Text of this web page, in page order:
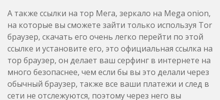
А также ссылки на тор Мега, зеркало на Mega onion,
на которые вы сможете зайти только используя Tor
браузер, скачать его очень легко перейти по этой
ссылке и установите его, это официальная ссылка на
тор браузер, он делает ваш серфинг в интернете на
много безопаснее, чем если бы вы это делали через
обычный браузер, также все ваши платежи и след в
сети не отслежуются, поэтому через него вы